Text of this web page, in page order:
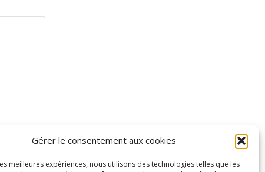
Gérer le consentement aux cookies
meilleures expériences, nous utilisons des technologies telles que les